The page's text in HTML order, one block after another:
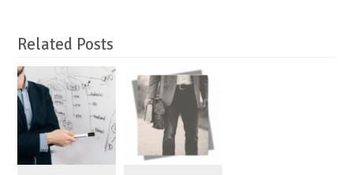
Related Posts